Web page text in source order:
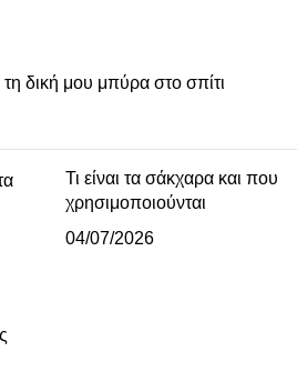
τη δική μου μπύρα στο σπίτι
Τι είναι τα σάκχαρα και που
χρησιμοποιούνται
04/07/2026